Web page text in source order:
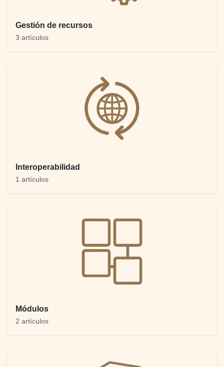
Gestión de recursos
3 artículos
Interoperabilidad
1 artículos
Módulos
2 artículos